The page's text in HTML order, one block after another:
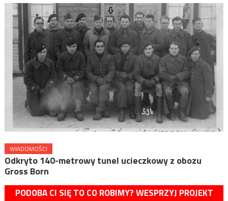
WIADOMOŚCI
Odkryto 140-metrowy tunel ucieczkowy z obozu
Gross Born
PODOBA CI SIĘ TO CO ROBIMY? WESPRZYJ PROJEKT